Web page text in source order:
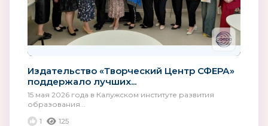
Издательство «Творческий Центр СФЕРА»
поддержало лучших...
15 мая 2026 года в Калужском институте развития
образования...
1
125